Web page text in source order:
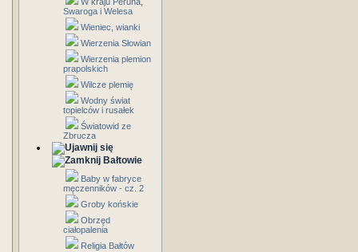
Swaroga i Welesa
Wieniec, wianki
Wierzenia Słowian
Wierzenia plemion
prapolskich
Wilcze plemię
Wodny świat
topielców i rusałek
Światowid ze
Zbrucza
Bałtowie
Baby w fabryce
męczenników - cz. 2
Groby końskie
Obrzęd
ciałopalenia
Religia Bałtów